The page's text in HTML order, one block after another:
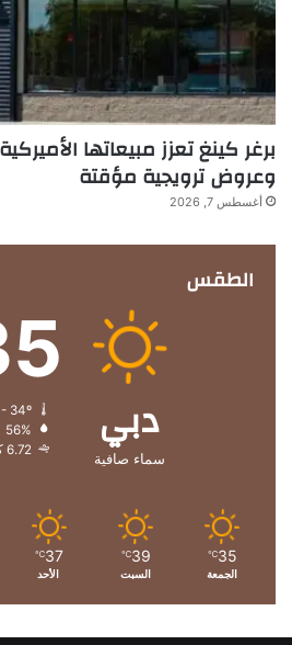
برغر كينغ تعزز مبيعاتها
وعروض ترويجية مؤقتة
أغسطس 7, 2026
الطقس
دبي
سماء صافية
56%
6.72 كيلومتر/ساعة
35
℃
الجمعة
39
℃
السبت
37
℃
الأحد